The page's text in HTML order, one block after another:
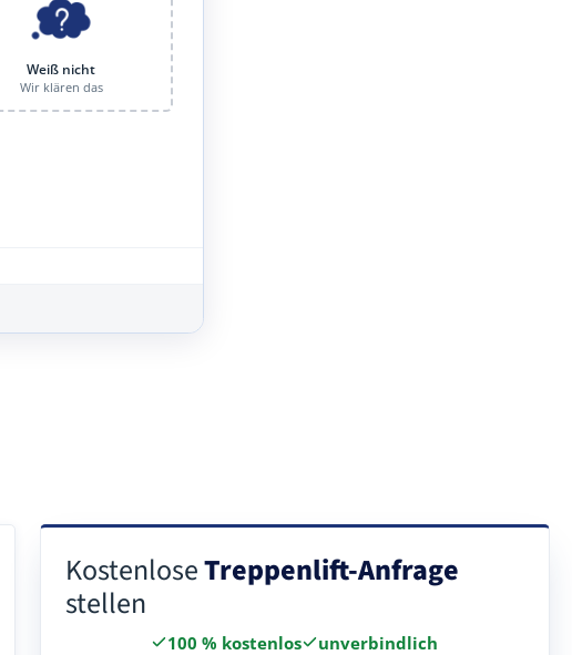
Weiß nicht
Wir klären das
KostenloseTreppenlift-Anfrage
stellen
100 % kostenlos
unverbindlich